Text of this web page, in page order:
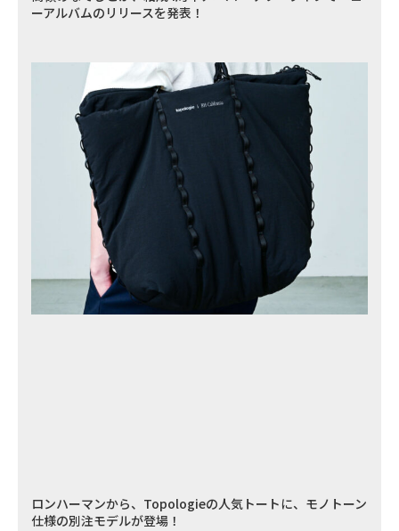
ーアルバムのリリースを発表！
ロンハーマンから、Topologieの人気トートに、モノトーン
仕様の別注モデルが登場！